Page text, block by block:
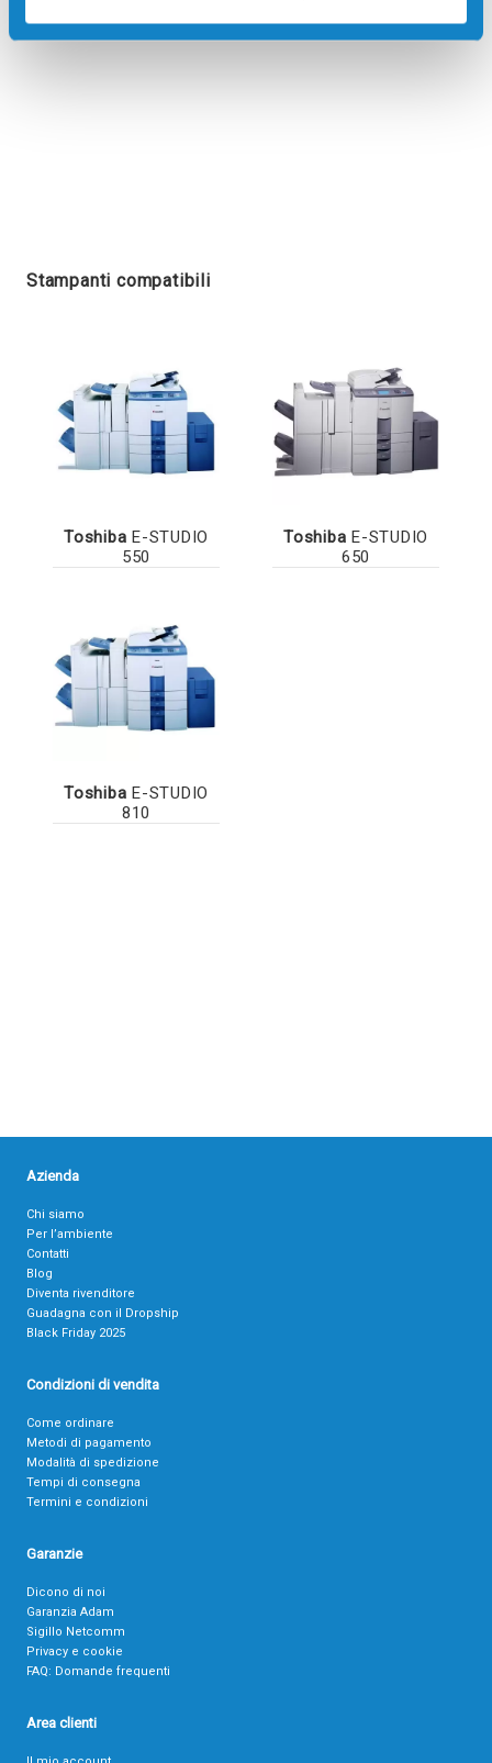
Stampanti compatibili
Toshiba E-STUDIO
550
Toshiba E-STUDIO
650
Toshiba E-STUDIO
810
Azienda
Chi siamo
Per l’ambiente
Contatti
Blog
Diventa rivenditore
Guadagna con il Dropship
Black Friday 2025
Condizioni di vendita
Come ordinare
Metodi di pagamento
Modalità di spedizione
Tempi di consegna
Termini e condizioni
Garanzie
Dicono di noi
Garanzia Adam
Sigillo Netcomm
Privacy e cookie
FAQ: Domande frequenti
Area clienti